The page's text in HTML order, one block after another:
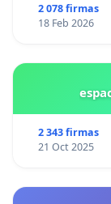
2 078 firmas
18 Feb 2026
2 343 firmas
21 Oct 2025